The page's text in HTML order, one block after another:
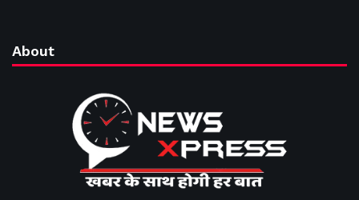
About